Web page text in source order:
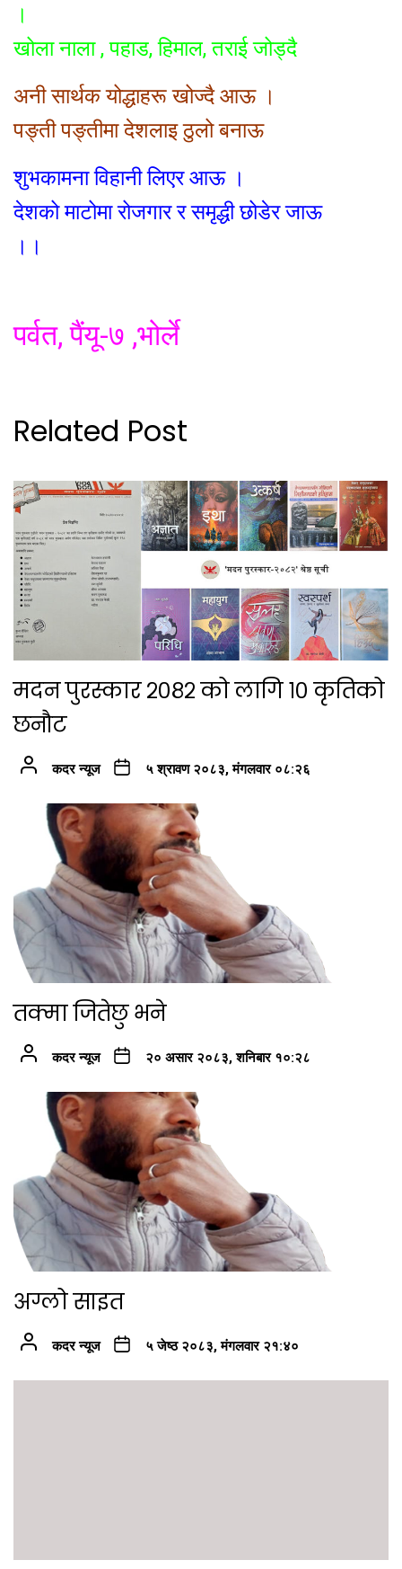
।
खोला नाला , पहाड, हिमाल, तराई जोड्दै
अनी सार्थक योद्धाहरू खोज्दै आऊ ।
पङ्ती पङ्तीमा देशलाइ ठुलो बनाऊ
शुभकामना विहानी लिएर आऊ ।
देशको माटोमा रोजगार र समृद्धी छोडेर जाऊ
।।
पर्वत, पैंयू-७ ,भोर्ले
Related Post
मदन पुरस्कार २०८२ को लागि १० कृतिको
छनौट
कदर न्यूज ५ श्रावण २०८३, मंगलवार ०८:२६
तक्मा जितेछु भने
कदर न्यूज २० असार २०८३, शनिबार १०:२८
अग्लो साइत
कदर न्यूज ५ जेष्ठ २०८३, मंगलवार २१:४०